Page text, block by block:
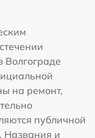
Волгограде
на ремонт,
публичной
Названия и